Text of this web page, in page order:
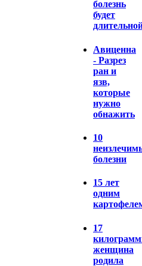
болезнь
будет
Авиценна
- Разрез
ран и
язв,
которые
нужно
обнажить
10
болезни
15 лет
одним
17
женщина
родила